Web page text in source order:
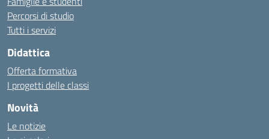
Percorsi di studio
Tutti i servizi
Didattica
Offerta formativa
I progetti delle classi
Novità
Le notizie